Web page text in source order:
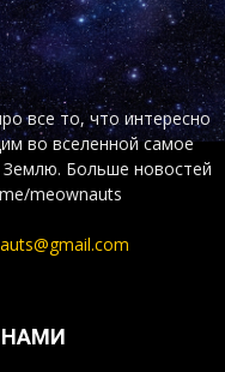
все то, что интересно
во вселенной самое
Больше новостей
meownauts
НАМИ